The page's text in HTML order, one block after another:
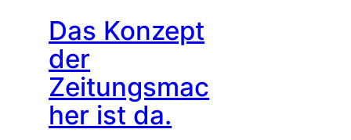
Das Konzept
der
Zeitungsmac
her ist da.